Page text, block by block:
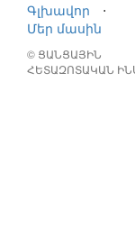
Գլխավոր
⋅
Մեր մասին
© ՑԱՆՑԱՅԻՆ
ՀԵՏԱԶՈՏԱԿԱՆ